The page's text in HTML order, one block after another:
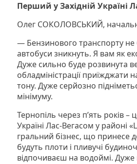
Перший у Західній Україні
Олег СОКОЛОВСЬКИЙ,
— Бензинового транспорту не
автобуси зникнуть. Я вам як
Дуже сильно буде розвинута
обладміністрації
тону. Дуже серйозно
мінімуму.
Тернопіль через п’ять років
Україні Лас-Вегасом у районі
гральний бізнес, що принесе
будуть плоти і пливучі
відпочиваєш на водоймі. Дуже